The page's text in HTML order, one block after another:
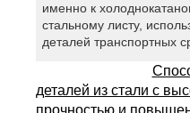
именно к
стальному листу,
деталей транспортных
деталей из стали с